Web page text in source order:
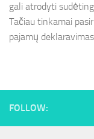
gali atrodyti
Tačiau tinkamai
pajamų
FOLLOW: